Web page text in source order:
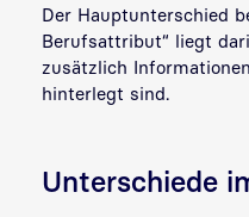
Der Hauptunterschied
Berufsattribut“ liegt
zusätzlich
hinterlegt sind.
Unterschiede